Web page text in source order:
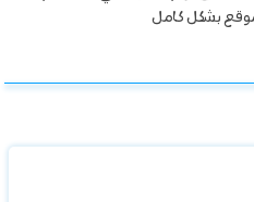
بشكل كامل